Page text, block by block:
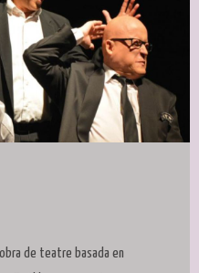
de teatre basada en